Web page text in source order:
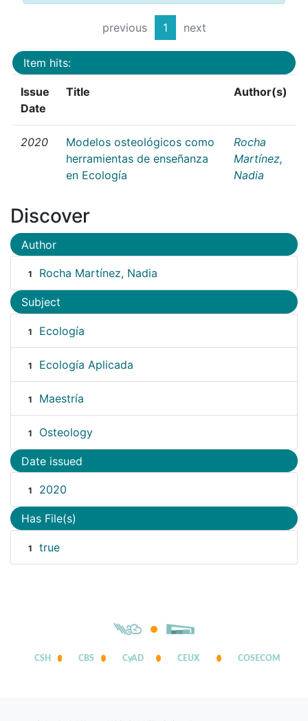
previous 1 next
Item hits:
Issue
Date
Title Author(s)
2020
Modelos osteológicos como
herramientas de enseñanza
en Ecología
Rocha
Martínez,
Nadia
Discover
Author
1 Rocha Martínez, Nadia
Subject
1 Ecología
1 Ecología Aplicada
1 Maestría
1 Osteology
Date issued
1 2020
Has File(s)
1 true
CSH CBS CyAD CEUX COSECOM